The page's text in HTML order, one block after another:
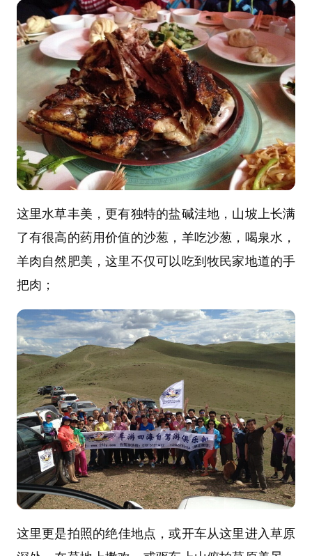
这里水草丰美，更有独特的盐碱洼地，山坡上长满
了有很高的药用价值的沙葱，羊吃沙葱，喝泉水，
羊肉自然肥美，这里不仅可以吃到牧民家地道的手
把肉；
这里更是拍照的绝佳地点，或开车从这里进入草原